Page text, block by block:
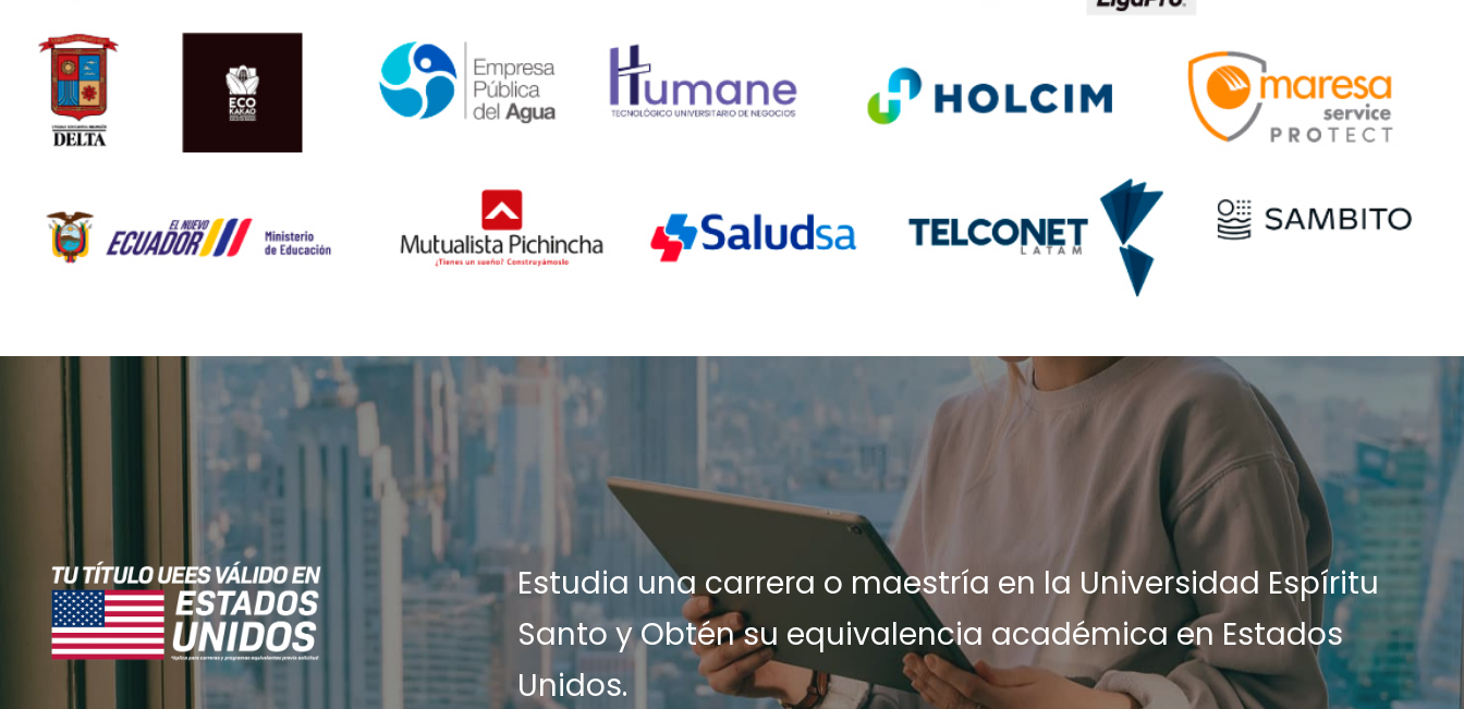
Estudia una carrera o maestría en la Universidad Espíritu
Santo y Obtén su equivalencia académica en Estados
Unidos.